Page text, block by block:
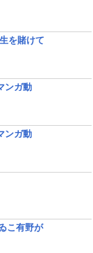
を賭けて
ンガ動
ンガ動
こ有野が